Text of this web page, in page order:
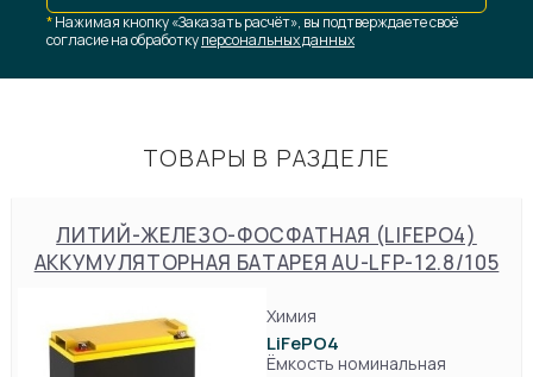
*Нажимая кнопку «Заказать расчёт», вы подтверждаете своё
согласие на обработкуперсональных данных
ТОВАРЫ В РАЗДЕЛЕ
ЛИТИЙ-ЖЕЛЕЗО-ФОСФАТНАЯ (LIFEPO4)
АККУМУЛЯТОРНАЯ БАТАРЕЯ AU-LFP-12.8/105
Химия
LiFePO4
Ёмкость номинальная